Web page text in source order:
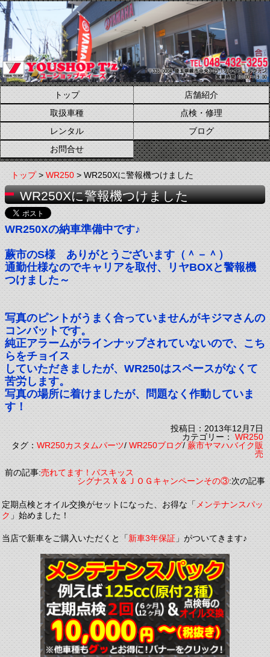
トップ
店舗紹介
取扱車種
点検・修理
レンタル
ブログ
お問合せ
トップ>WR250> WR250Xに警報機つけました
WR250Xに警報機つけました
WR250Xの納車準備中です♪
蕨市のS様 ありがとうございます（＾－＾）
通勤仕様なのでキャリアを取付、リヤBOXと警報機
つけました～
写真のピントがうまく合っていませんがキジマさんの
コンバットです。
純正アラームがラインナップされていないので、こち
らをチョイス
していただきましたが、WR250はスペースがなくて
苦労します。
写真の場所に着けましたが、問題なく作動していま
す！
投稿日：2013年12月7日
カテゴリー：WR250
タグ：WR250カスタムパーツ/WR250ブログ/蕨市ヤマハバイク販
売
前の記事:売れてます！パスキッス
シグナスＸ＆ＪＯＧキャンペーンその③:次の記事
定期点検とオイル交換がセットになった、お得な「メンテナンスパッ
ク」始めました！
当店で新車をご購入いただくと「新車3年保証」がついてきます♪